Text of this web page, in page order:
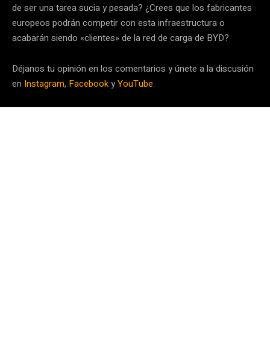
de ser una tarea sucia y pesada? ¿Crees que los fabricantes
europeos podrán competir con esta infraestructura o
acabarán siendo «clientes» de la red de carga de BYD?
Déjanos tu opinión en los comentarios y únete a la discusión
en Instagram, FacebookyYouTube.